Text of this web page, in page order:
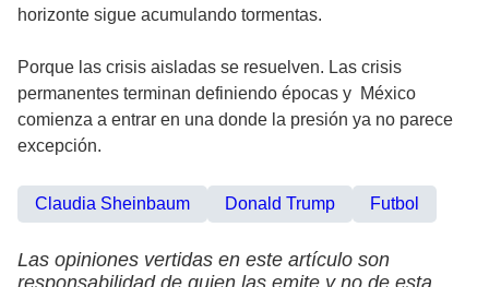
horizonte sigue acumulando tormentas.
Porque las crisis aisladas se resuelven. Las crisis
permanentes terminan definiendo épocas y México
comienza a entrar en una donde la presión ya no parece
excepción.
Claudia Sheinbaum Donald Trump Futbol
Las opiniones vertidas en este artículo son